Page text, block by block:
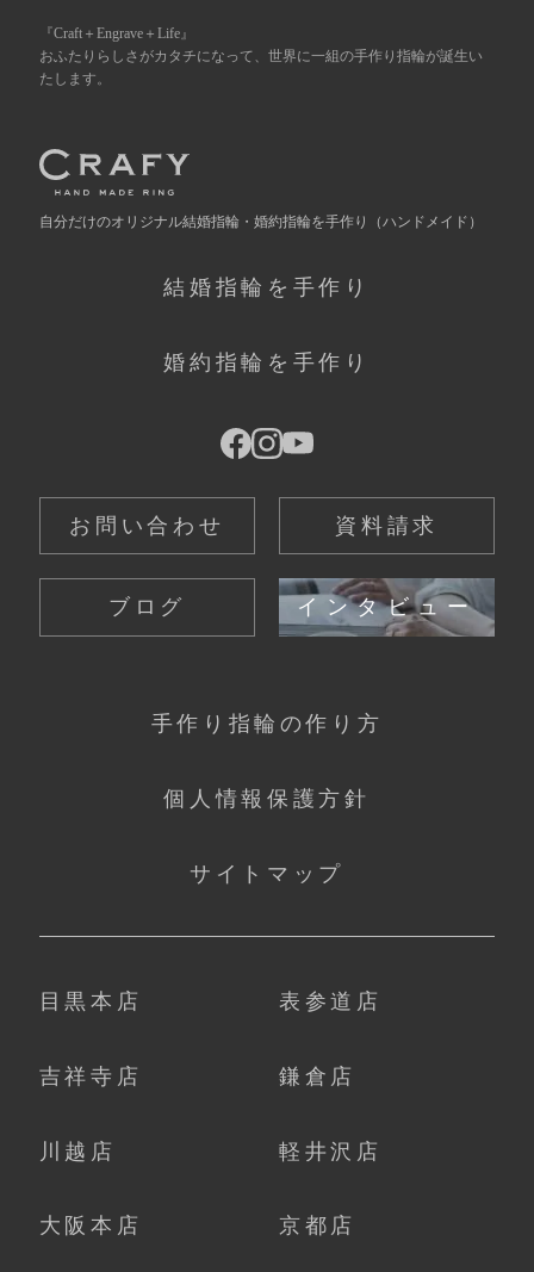
『Craft＋Engrave＋Life』
おふたりらしさがカタチになって、世界に一組の手作り指輪が誕生い
たします。
自分だけのオリジナル結婚指輪・婚約指輪を手作り （ハンドメイド）
結婚指輪を手作り
婚約指輪を手作り
お問い合わせ 資料請求
ブログ インタビュー
手作り指輪の作り方
個人情報保護方針
サイトマップ
目黒本店 表参道店
吉祥寺店 鎌倉店
川越店 軽井沢店
大阪本店 京都店